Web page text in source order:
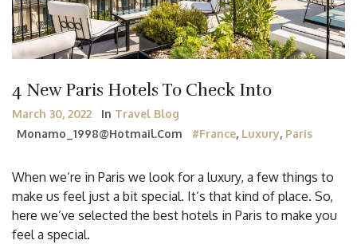
4 New Paris Hotels To Check Into
March 30, 2022 In Travel Blog
Monamo_1998@hotmail.com
#France, Luxury, Paris
When we’re in Paris we look for a luxury, a few things to
make us feel just a bit special. It’s that kind of place. So,
here we’ve selected the best hotels in Paris to make you
feel a special.